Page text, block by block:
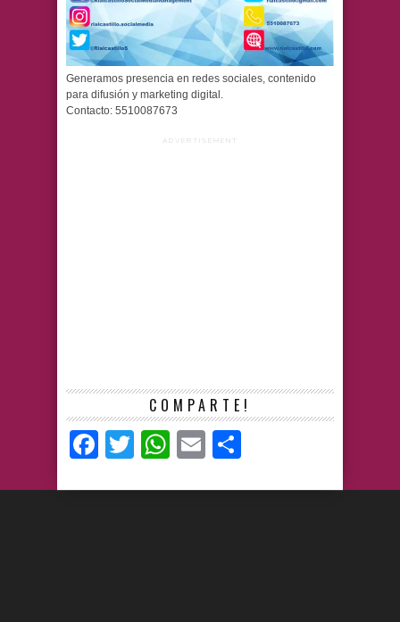
Generamos presencia en redes sociales, contenido
para difusión y marketing digital.
Contacto: 5510087673
ADVERTISEMENT
COMPARTE!
Facebook
TwitterWhatsApp
Email